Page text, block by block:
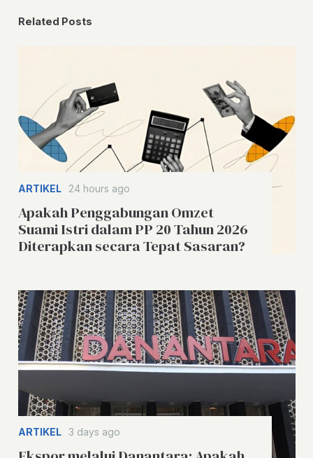
Related Posts
ARTIKEL 24 hours ago
Apakah Penggabungan Omzet
Suami Istri dalam PP 20 Tahun 2026
Diterapkan secara Tepat Sasaran?
ARTIKEL 3 days ago